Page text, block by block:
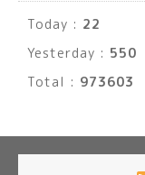
Today : 22
Yesterday : 550
Total : 973603